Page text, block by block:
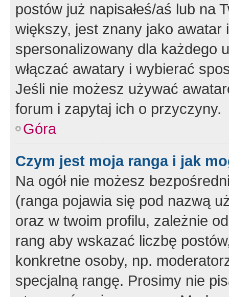
postów już napisałeś/aś lub na
większy, jest znany jako
spersonalizowany dla każdego
włączać awatary i wybierać
Jeśli nie możesz używać
forum i zapytaj ich o przyczyny.
Góra
Czym jest moja ranga i jak
Na ogół nie możesz
(ranga pojawia się pod nazwą
oraz w twoim profilu, zależnie
rang aby wskazać liczbę
konkretne osoby, np.
specjalną rangę. Prosimy nie